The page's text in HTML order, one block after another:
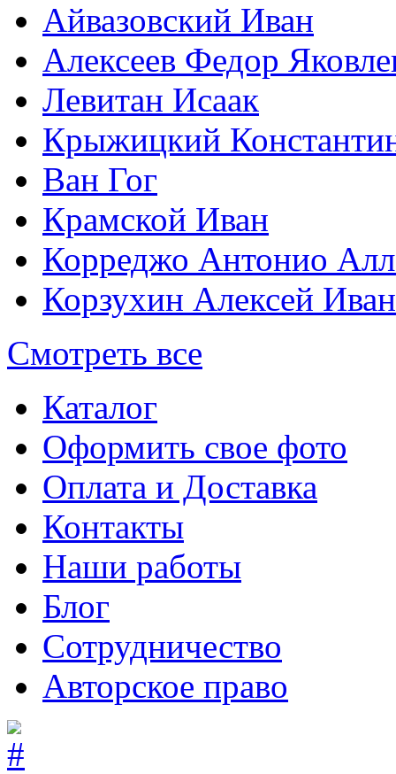
Айвазовский Иван
Алексеев Федор
Левитан Исаак
Крыжицкий
Ван Гог
Крамской Иван
Корреджо Антонио
Корзухин Алексей
Смотреть все
Каталог
Оформить свое фото
Оплата и Доставка
Контакты
Наши работы
Блог
Сотрудничество
Авторское право